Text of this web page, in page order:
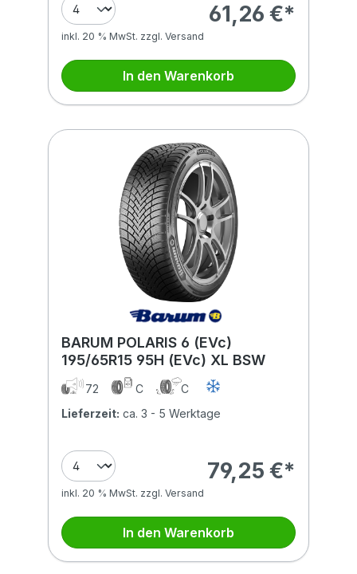
61,26 €*
inkl. 20 % MwSt. zzgl. Versand
In den Warenkorb
BARUM POLARIS 6 (EVc)
195/65R15 95H (EVc) XL BSW
72 C
C
Lieferzeit: ca. 3 - 5 Werktage
79,25 €*
inkl. 20 % MwSt. zzgl. Versand
In den Warenkorb